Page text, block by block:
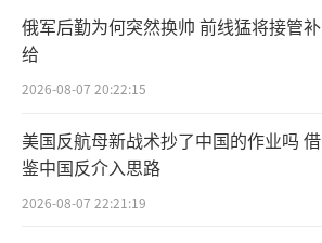
俄军后勤为何突然换帅 前线猛将接管补
给
2026-08-07 20:22:15
美国反航母新战术抄了中国的作业吗 借
鉴中国反介入思路
2026-08-07 22:21:19